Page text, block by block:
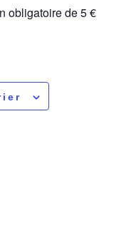
obligatoire de 5 €